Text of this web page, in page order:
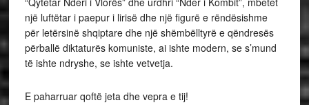
një luftëtar i paepur i lirisë dhe një figurë e rëndësishme
për letërsinë shqiptare dhe një shëmbëlltyrë e qëndresës
përballë diktaturës komuniste, ai ishte modern, se s’mund
të ishte ndryshe, se ishte vetvetja.
E paharruar qoftë jeta dhe vepra e tij!